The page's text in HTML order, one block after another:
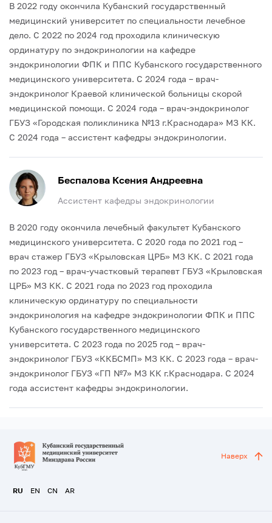
В 2022 году окончила Кубанский государственный
медицинский университет по специальности лечебное
дело. С 2022 по 2024 год проходила клиническую
ординатуру по эндокринологии на кафедре
эндокринологии ФПК и ППС Кубанского государственного
медицинского университета. С 2024 года – врач-
эндокринолог Краевой клинической больницы скорой
медицинской помощи. С 2024 года – врач-эндокринолог
ГБУЗ «Городская поликлиника №13 г.Краснодара» МЗ КК.
С 2024 года – ассистент кафедры эндокринологии.
Беспалова Ксения Андреевна
Ассистент кафедры эндокринологии
В 2020 году окончила лечебный факультет Кубанского
медицинского университета. С 2020 года по 2021 год –
врач стажер ГБУЗ «Крыловская ЦРБ» МЗ КК. С 2021 года
по 2023 год – врач-участковый терапевт ГБУЗ «Крыловская
ЦРБ» МЗ КК. С 2021 года по 2023 год проходила
клиническую ординатуру по специальности
эндокринология на кафедре эндокринологии ФПК и ППС
Кубанского государственного медицинского
университета. С 2023 года по 2025 год – врач-
эндокринолог ГБУЗ «ККБСМП» МЗ КК. С 2023 года – врач-
эндокринолог ГБУЗ «ГП №7» МЗ КК г.Краснодара. С 2024
года ассистент кафедры эндокринологии.
RU EN CN AR
Наверх